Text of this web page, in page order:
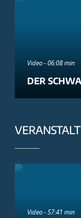
Video - 06:08 min
DER
Video - 57:41 min